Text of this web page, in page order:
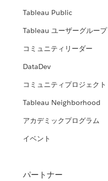
Tableau Public
Tableau ユーザーグループ
コミュニティリーダー
DataDev
コミュニティプロジェクト
Tableau Neighborhood
アカデミックプログラム
イベント
パートナー